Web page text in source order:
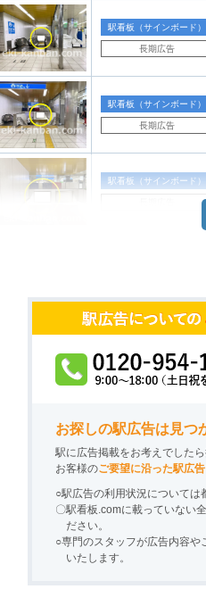
駅看板（サインボード）
長期広告
駅看板（サインボード）
長期広告
駅看板（サインボード）
お探しの駅広告は見つ
駅に広告掲載をお考えでした
お客様のご要望に沿った駅広告
○駅広告の利用状況については
〇駅看板.comに載っていない
ださい。
○専門のスタッフが広告内容や
いたします。